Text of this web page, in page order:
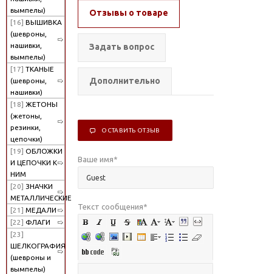
вымпелы)
[16] ВЫШИВКА
(шевроны,
нашивки,
вымпелы)
[17] ТКАНЫЕ
(шевроны,
нашивки)
[18] ЖЕТОНЫ
(жетоны,
резинки,
цепочки)
[19] ОБЛОЖКИ
И ЦЕПОЧКИ К
НИМ
[20] ЗНАЧКИ
МЕТАЛЛИЧЕСКИЕ
[21] МЕДАЛИ
[22] ФЛАГИ
[23]
ШЕЛКОГРАФИЯ
(шевроны и
вымпелы)
Отзывы о товаре
Задать вопрос
Дополнительно
ОСТАВИТЬ ОТЗЫВ
Ваше имя*
Текст сообщения*